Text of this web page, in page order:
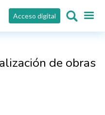
Acceso digital
de obras